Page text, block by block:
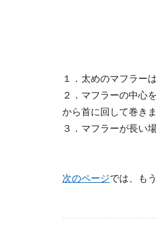
１．太めのマフラー
２．マフラーの中心
から首に回して巻き
３．マフラーが長い
次のページでは、も